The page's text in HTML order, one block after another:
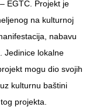
EGTC. Projekt je
na kulturnoj
nabavu
Jedinice lokalne
mogu dio svojih
kulturnu baštini
projekta.